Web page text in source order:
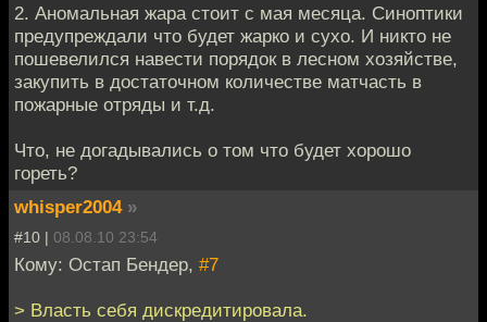
2. Аномальная жара стоит с мая месяца. Синоптики
предупреждали что будет жарко и сухо. И никто не
пошевелился навести порядок в лесном хозяйстве,
закупить в достаточном количестве матчасть в
пожарные отряды и т.д.
Что, не догадывались о том что будет хорошо
гореть?
whisper2004 »
#10 | 08.08.10 23:54
Кому: Остап Бендер, #7
> Власть себя дискредитировала.